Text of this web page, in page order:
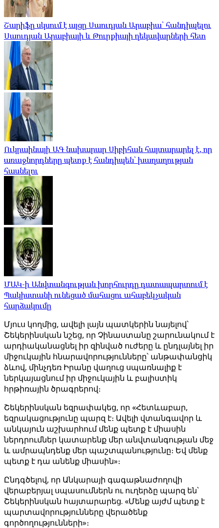
Շարիֆը սկսում է այցը Սաուդյան Արաբիա՝ հանդիպելու
Սաուդյան Արաբիայի և Թուրքիայի ղեկավարների հետ
Ուկրաինայի ԱԳ նախարար Սիբիհան հայտարարել է, որ
առաջնորդները պետք է հանդիպեն՝ խաղաղության
հասնելու
ՄԱԿ-ի Անվտանգության խորհուրդը դատապարտում է
Պակիստանի ունեցած մահացու ահաբեկչական
հարձակումը
Մյուս կողմից, ավելի լայն պատկերին նայելով՝
Շեկերինսկան նշեց, որ Չինաստանը շարունակում է
արդիականացնել իր զինված ուժերը և ընդլայնել իր
միջուկային հնարավորությունները՝ անթափանցիկ
ձևով, մինչդեռ Իրանը վաղուց սպառնալիք է
ներկայացնում իր միջուկային և բալիստիկ
հրթիռային ծրագրերով։
Շեկերինսկան եզրափակեց, որ «Հետևաբար,
եզրակացությունը պարզ է։ Ավելի վտանգավոր և
անկայուն աշխարհում մենք պետք է միասին
ներդրումներ կատարենք մեր անվտանգության մեջ
և ամրապնդենք մեր պաշտպանությունը։ Եվ մենք
պետք է դա անենք միասին»։
Ընդգծելով, որ Անկարայի գագաթնաժողովի
վերաբերյալ սպասումներն ու ուղերձը պարզ են՝
Շեկերինսկան հայտարարեց. «Մենք այժմ պետք է
պարտավորությունները վերածենք
գործողությունների»։